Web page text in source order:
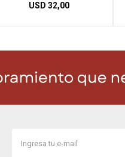
USD 32,00